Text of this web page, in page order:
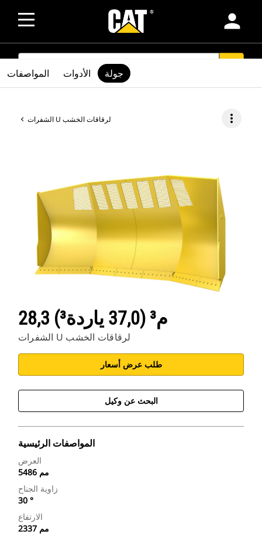
person
SEARCH
الشفرات U لرقاقات الخشب more_vert
28,3 م³ (37,0 ياردة³)
الشفرات U لرقاقات الخشب
طلب عرض أسعار
البحث عن وكيل
المواصفات الرئيسية
العرض
5486 مم
زاوية الجناح
30 °
الارتفاع
2337 مم
المواصفات الأدوات جولة